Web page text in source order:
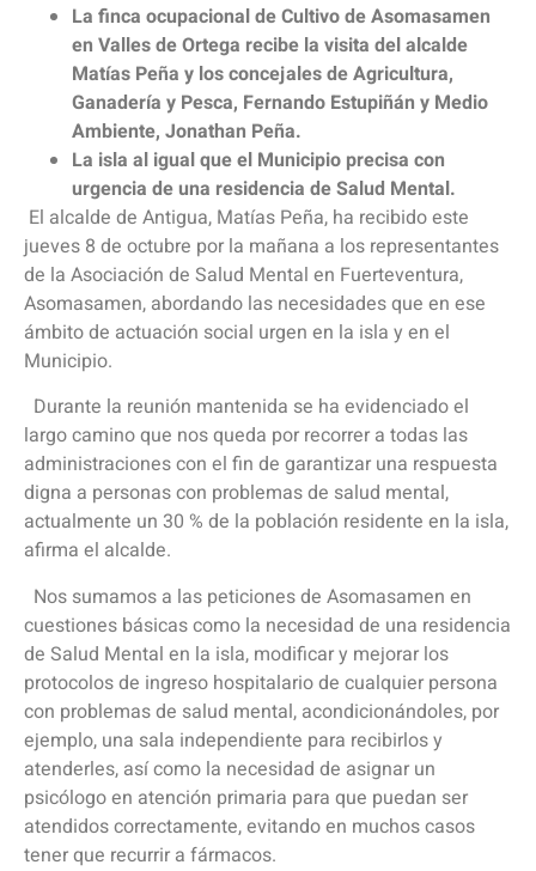
La finca ocupacional de Cultivo de Asomasamen
en Valles de Ortega recibe la visita del alcalde
Matías Peña y los concejales de Agricultura,
Ganadería y Pesca, Fernando Estupiñán y Medio
Ambiente, Jonathan Peña.
La isla al igual que el Municipio precisa con
urgencia de una residencia de Salud Mental.
El alcalde de Antigua, Matías Peña, ha recibido este
jueves 8 de octubre por la mañana a los representantes
de la Asociación de Salud Mental en Fuerteventura,
Asomasamen, abordando las necesidades que en ese
ámbito de actuación social urgen en la isla y en el
Municipio.
Durante la reunión mantenida se ha evidenciado el
largo camino que nos queda por recorrer a todas las
administraciones con el fin de garantizar una respuesta
digna a personas con problemas de salud mental,
actualmente un 30 % de la población residente en la isla,
afirma el alcalde.
Nos sumamos a las peticiones de Asomasamen en
cuestiones básicas como la necesidad de una residencia
de Salud Mental en la isla, modificar y mejorar los
protocolos de ingreso hospitalario de cualquier persona
con problemas de salud mental, acondicionándoles, por
ejemplo, una sala independiente para recibirlos y
atenderles, así como la necesidad de asignar un
psicólogo en atención primaria para que puedan ser
atendidos correctamente, evitando en muchos casos
tener que recurrir a fármacos.